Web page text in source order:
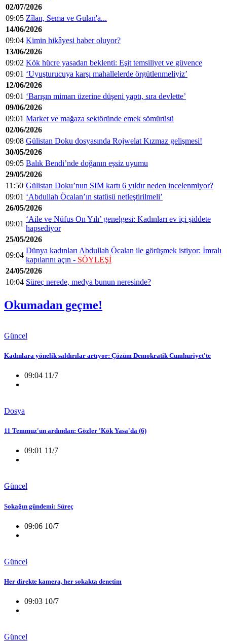
02/07/2026
09:05 Zîlan, Sema ve Gulan'a...
14/06/2026
09:04 Kimin hikâyesi haber oluyor?
13/06/2026
09:02 Kök hücre yasadan beklenti: Eşit temsiliyet ve güvence
09:01 ‘Uyuşturucuya karşı mahallelerde örgütlenmeliyiz’
12/06/2026
09:01 ‘Barışın mimarı üzerine düşeni yaptı, sıra devlette’
09/06/2026
09:01 Market ve mağaza sektöründe emek sömürüsü
02/06/2026
09:08 Gülistan Doku dosyasında Rojwelat Kızmaz gelişmesi!
30/05/2026
09:05 Balık Bendi’nde doğanın eşsiz uyumu
29/05/2026
11:50 Gülistan Doku’nun SIM kartı 6 yıldır neden incelenmiyor?
09:01 ‘Abdullah Öcalan’ın statüsü netleştirilmeli’
26/05/2026
09:01
‘Aile ve Nüfus On Yılı’ genelgesi: Kadınları ev içi şiddete
hapsediyor
25/05/2026
09:04
Dünya kadınları Abdullah Öcalan ile görüşmek istiyor: İmralı
kapılarını açın - SÖYLEŞİ
24/05/2026
10:04 Süreç nerede, medya bunun neresinde?
Okumadan geçme!
Güncel
Kadınlara yönelik saldırılar artıyor: Çözüm Demokratik Cumhuriyet'te
09:04 11/7
Dosya
11 Temmuz'un ardından: Gözler 'Kök Yasa'da (6)
09:01 11/7
Güncel
Sokağın gündemi: Süreç
09:06 10/7
Güncel
Her direkte kamera, her sokakta denetim
09:03 10/7
Güncel